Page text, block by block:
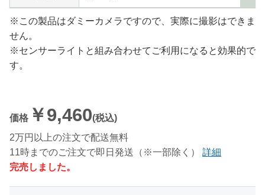
※この製品はダミーカメラですので、実際に撮影はできま
せん。
※センサーライトと組み合わせてご利用になると効果的で
す。
価格 ￥9,460(税込)
2万円以上の注文で配送無料
11時までのご注文で即日発送（※一部除く）
詳細
完売しました。